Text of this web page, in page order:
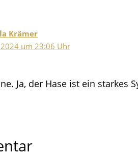
Krämer
um 23:06 Uhr
Ja, der Hase ist ein starkes